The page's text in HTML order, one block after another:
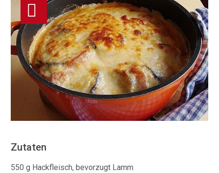
Zutaten
550 g Hackfleisch, bevorzugt Lamm